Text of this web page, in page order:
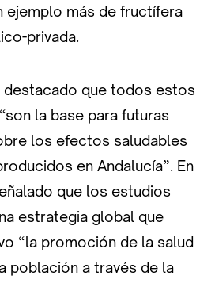
ejemplo más de fructífera
privada.
destacado que todos estos
la base para futuras
los efectos saludables
en Andalucía”. En
que los estudios
estrategia global que
“la promoción de la salud
población a través de la